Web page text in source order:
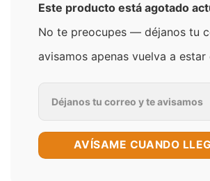
Este producto está agotado
No te preocupes — déjanos tu
avisamos apenas vuelva a estar
AVÍSAME CUANDO